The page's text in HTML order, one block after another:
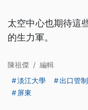
太空中心也期待這
的生力軍。
陳祖傑 / 編輯
淡江大學
出口管制
屏東